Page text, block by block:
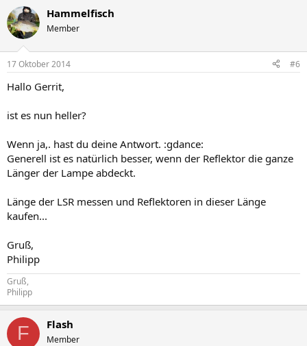
Hammelfisch
Member
17 Oktober 2014 #6
Hallo Gerrit,
ist es nun heller?
Wenn ja,. hast du deine Antwort. :gdance:
Generell ist es natürlich besser, wenn der Reflektor die ganze
Länger der Lampe abdeckt.
Länge der LSR messen und Reflektoren in dieser Länge
kaufen...
Gruß,
Philipp
Gruß,
Philipp
F Flash
Member